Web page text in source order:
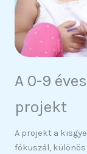
A 0-9
projekt
A projekt a
fókuszál,